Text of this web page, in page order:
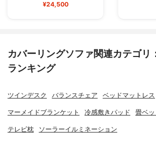
¥24,500
カバーリングソファ関連カテゴリ
ランキング
ツインデスク バランスチェア ベッドマットレス
マーメイドブランケット 冷感敷きパッド 畳ベッ
テレビ枕 ソーラーイルミネーション